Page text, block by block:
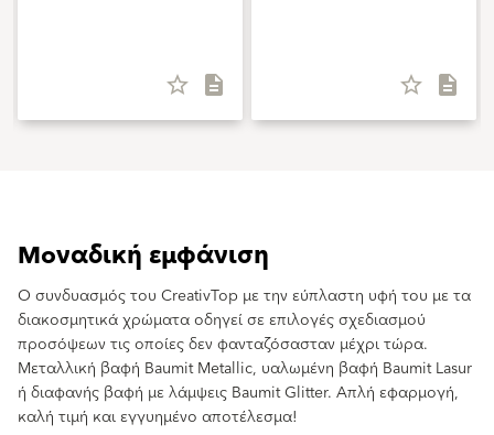
star_border description star_border description
Μοναδική εμφάνιση
Ο συνδυασμός του CreativTop με την εύπλαστη υφή του με τα
διακοσμητικά χρώματα οδηγεί σε επιλογές σχεδιασμού
προσόψεων τις οποίες δεν φανταζόσασταν μέχρι τώρα.
Μεταλλική βαφή Baumit Metallic, υαλωμένη βαφή Baumit Lasur
ή διαφανής βαφή με λάμψεις Baumit Glitter. Απλή εφαρμογή,
καλή τιμή και εγγυημένο αποτέλεσμα!